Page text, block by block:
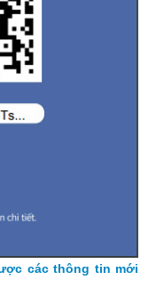
các thông tin mới